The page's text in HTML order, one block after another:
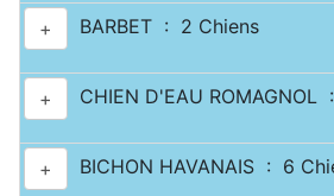
+ BARBET : 2 Chiens
+ CHIEN D'EAU ROMAGNOL
+ BICHON HAVANAIS : 6